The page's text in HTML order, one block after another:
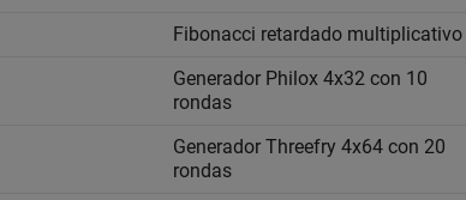
Fibonacci retardado multiplicativo
Generador Philox 4x32 con 10
rondas
Generador Threefry 4x64 con 20
rondas